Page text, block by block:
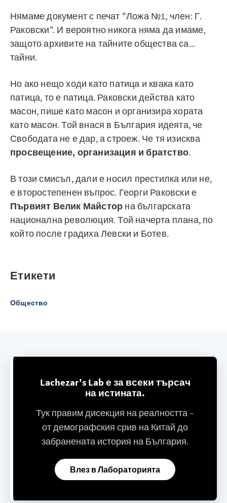
Нямаме документ с печат "Ложа №1, член: Г.
Раковски". И вероятно никога няма да имаме,
защото архивите на тайните общества са...
тайни.
Но ако нещо ходи като патица и квака като
патица, то е патица. Раковски действа като
масон, пише като масон и организира хората
като масон. Той внася в България идеята, че
Свободата не е дар, а строеж. Че тя изисква
просвещение, организация и братство.
В този смисъл, дали е носил престилка или не,
е второстепенен въпрос. Георги Раковски е
Първият Велик Майстор на българската
национална революция. Той начерта плана, по
който после градиха Левски и Ботев.
Етикети
Общество
Lachezar's Lab е за всеки търсач
на истината.
Тук правим дисекция на реалността –
от демографския срив на Китай до
забранената история на България.
Влез в Лабораторията